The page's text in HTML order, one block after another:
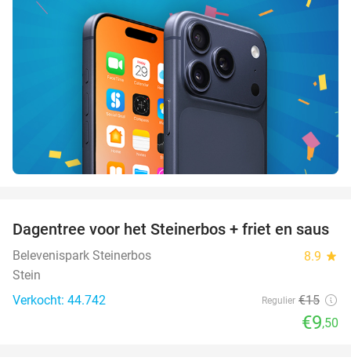
37%
Dagentree voor het Steinerbos + friet en saus
Belevenispark Steinerbos 8.9 star
Stein
Verkocht: 44.742
Regulier €15
€9,50